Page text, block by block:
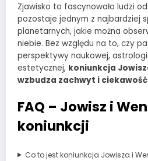
Zjawisko to fascynowało ludzi
pozostaje jednym z najbardziej
planetarnych, jakie można
niebie. Bez względu na to, czy
perspektywy naukowej,
estetycznej, koniunkcja
wzbudza zachwyt i ciekawość
FAQ – Jowisz i
koniunkcji
Co to jest koniunkcja Jowisza i